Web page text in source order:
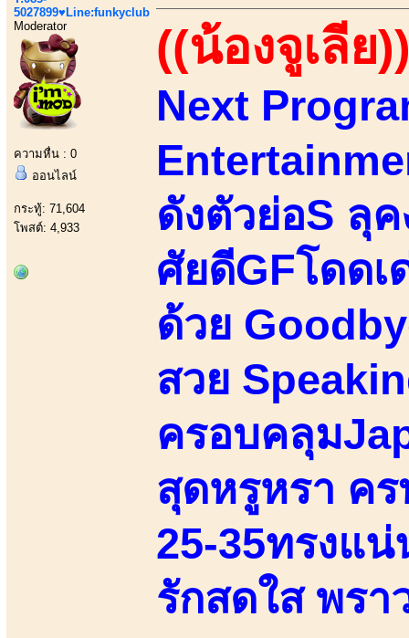
5027899♥Line:funkyclub
Moderator
ความหื่น : 0
ออนไลน์
กระทู้: 71,604
โพสต์: 4,933
((น้องจูเลีย
Next
ดังตัวย่อS ลุ
ศัยดีGFโดด
ด้วย
สวย
ครอบคลุม
สุดหรูหรา ค
25-35ทรงแ
รักสดใส พรา